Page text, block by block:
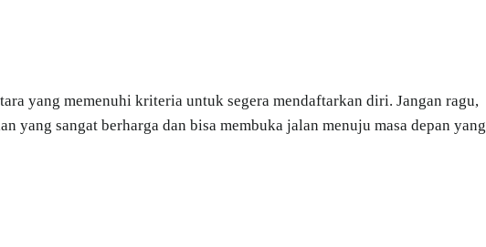
yang memenuhi kriteria untuk segera mendaftarkan diri. Jangan ragu,
yang sangat berharga dan bisa membuka jalan menuju masa depan yang